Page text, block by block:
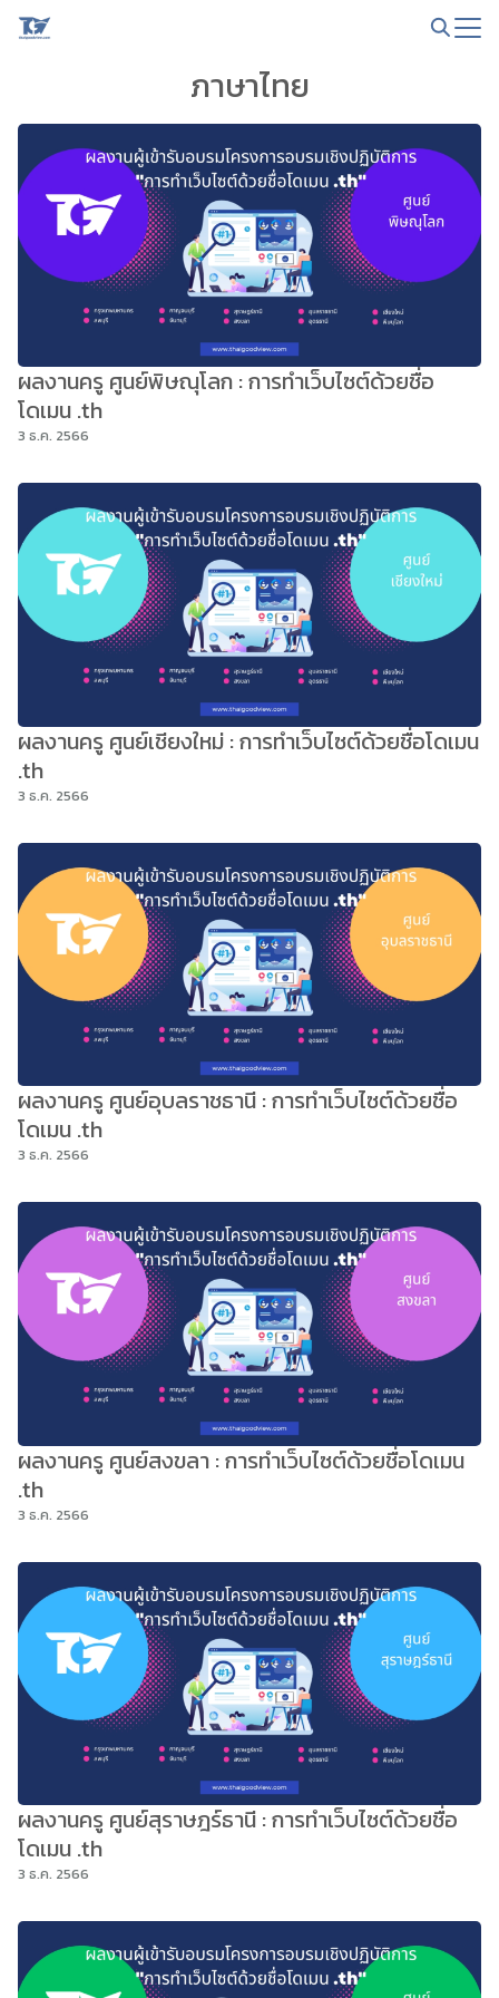
Skip
ภาษาไทย
ผลงานครู ศูนย์พิษณุโลก : การทำเว็บไซต์ด้วยชื่อ
โดเมน .th
3 ธ.ค. 2566
ผลงานครู ศูนย์เชียงใหม่ : การทำเว็บไซต์ด้วยชื่อโดเมน
.th
3 ธ.ค. 2566
ผลงานครู ศูนย์อุบลราชธานี : การทำเว็บไซต์ด้วยชื่อ
โดเมน .th
3 ธ.ค. 2566
ผลงานครู ศูนย์สงขลา : การทำเว็บไซต์ด้วยชื่อโดเมน
.th
3 ธ.ค. 2566
ผลงานครู ศูนย์สุราษฎร์ธานี : การทำเว็บไซต์ด้วยชื่อ
โดเมน .th
3 ธ.ค. 2566